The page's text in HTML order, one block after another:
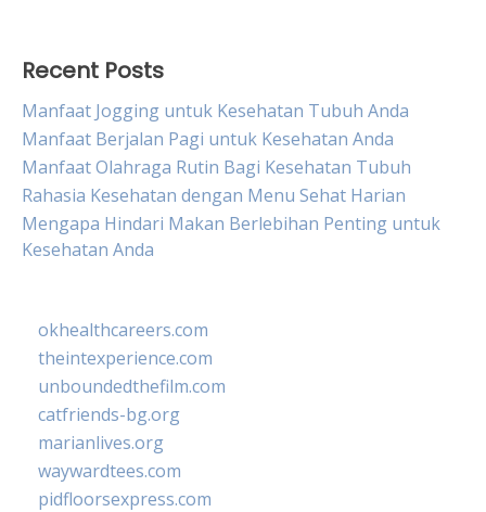
Recent Posts
Manfaat Jogging untuk Kesehatan Tubuh Anda
Manfaat Berjalan Pagi untuk Kesehatan Anda
Manfaat Olahraga Rutin Bagi Kesehatan Tubuh
Rahasia Kesehatan dengan Menu Sehat Harian
Mengapa Hindari Makan Berlebihan Penting untuk
Kesehatan Anda
okhealthcareers.com
theintexperience.com
unboundedthefilm.com
catfriends-bg.org
marianlives.org
waywardtees.com
pidfloorsexpress.com